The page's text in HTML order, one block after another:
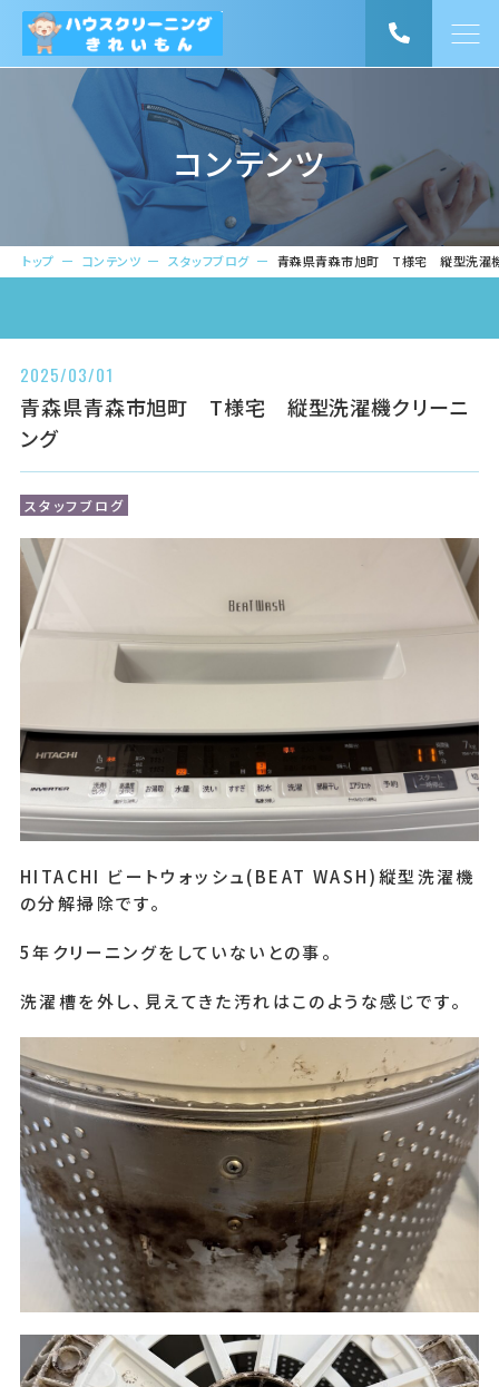
トップ
ピックアップ
きれいもんについて
特徴
事業内容
事業概要
コンテンツ
トップ コンテンツ スタッフブログ 青森県青森市旭町 T様宅 縦型洗濯機
2025/03/01
青森県青森市旭町 T様宅 縦型洗濯機クリーニ
ング
スタッフブログ
HITACHI ビートウォッシュ(BEAT WASH)縦型洗濯機
の分解掃除です。
5年クリーニングをしていないとの事。
洗濯槽を外し、見えてきた汚れはこのような感じです。